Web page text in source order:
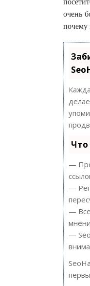
очень
почему
Что
—
—
—
—